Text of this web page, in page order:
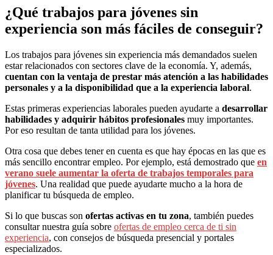
¿Qué trabajos para jóvenes sin
experiencia son más fáciles de conseguir?
Los trabajos para jóvenes sin experiencia más demandados suelen
estar relacionados con sectores clave de la economía. Y, además,
cuentan con la ventaja de prestar más atención a las habilidades
personales y a la disponibilidad que a la experiencia laboral.
Estas primeras experiencias laborales pueden ayudarte a desarrollar
habilidades y adquirir hábitos profesionales muy importantes.
Por eso resultan de tanta utilidad para los jóvenes.
Otra cosa que debes tener en cuenta es que hay épocas en las que es
más sencillo encontrar empleo. Por ejemplo, está demostrado que en
verano suele aumentar la oferta de trabajos temporales para
jóvenes. Una realidad que puede ayudarte mucho a la hora de
planificar tu búsqueda de empleo.
Si lo que buscas son ofertas activas en tu zona, también puedes
consultar nuestra guía sobre ofertas de empleo cerca de ti sin
experiencia, con consejos de búsqueda presencial y portales
especializados.